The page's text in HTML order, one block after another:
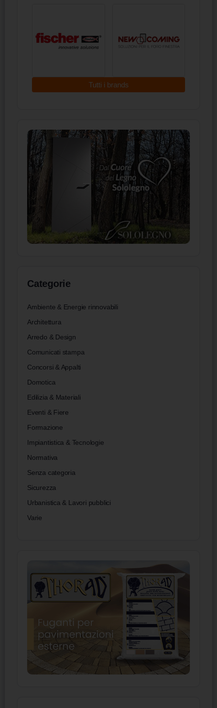
Tutti i brands
Categorie
Ambiente & Energie rinnovabili
Architettura
Arredo & Design
Comunicati stampa
Concorsi & Appalti
Domotica
Edilizia & Materiali
Eventi & Fiere
Formazione
Impiantistica & Tecnologie
Normativa
Senza categoria
Sicurezza
Urbanistica & Lavori pubblici
Varie